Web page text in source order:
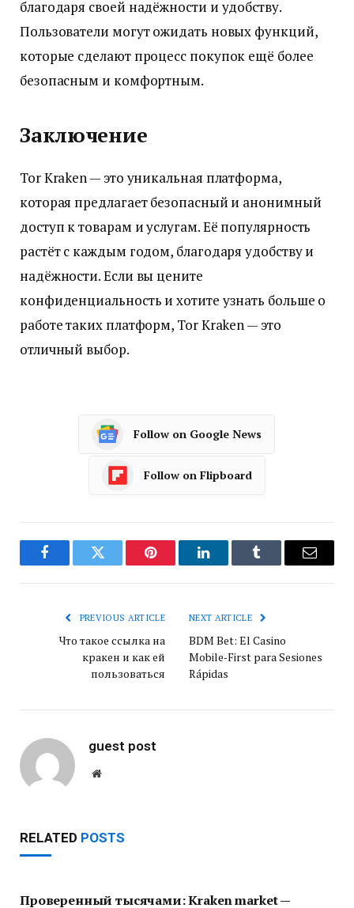
благодаря своей надёжности и удобству.
Пользователи могут ожидать новых функций,
которые сделают процесс покупок ещё более
безопасным и комфортным.
Заключение
Tor Kraken — это уникальная платформа,
которая предлагает безопасный и анонимный
доступ к товарам и услугам. Её популярность
растёт с каждым годом, благодаря удобству и
надёжности. Если вы цените
конфиденциальность и хотите узнать больше о
работе таких платформ, Tor Kraken — это
отличный выбор.
Follow on Google News
Follow on Flipboard
FacebookTwitter Pinterest LinkedInTumblr Email
PREVIOUS ARTICLE
Что такое ссылка на
кракен и как ей
пользоваться
NEXT ARTICLE
BDM Bet: El Casino
Mobile‑First para Sesiones
Rápidas
guest post
Website
RELATED POSTS
Проверенный тысячами: Kraken market —